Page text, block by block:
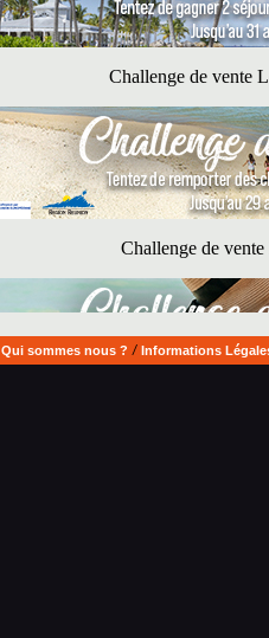
Qui sommes nous ? / Informations